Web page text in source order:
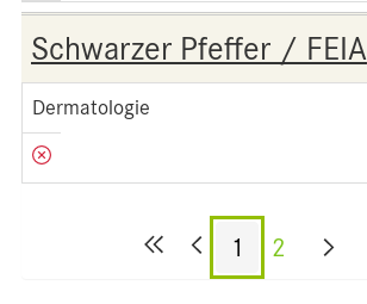
Schwarzer Pfeffer / FEIA
Dermatologie
1 2